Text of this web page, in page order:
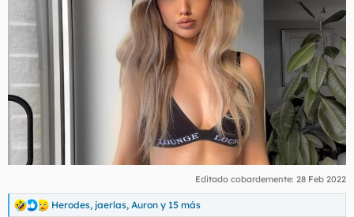
Editado cobardemente: 28 Feb 2022
R
Herodes, jaerlas, Auron y 15 más